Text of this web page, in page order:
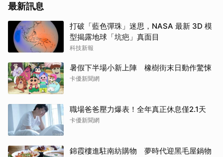
最新訊息
打破「藍色彈珠」迷思，NASA 最新 3D 模
型揭露地球「坑疤」真面目
科技新報
暑假下半場小新上陣 橡樹街末日動作驚悚
卡優新聞網
職場爸爸壓力爆表！全年真正休息僅2.1天
卡優新聞網
錦霞樓進駐南紡購物 夢時代迎黑毛屋鍋物